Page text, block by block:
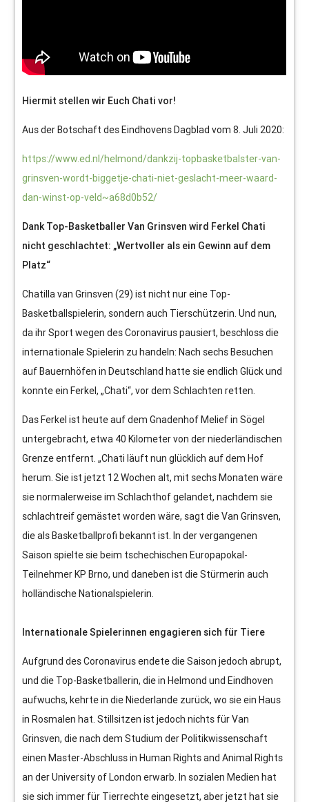
Hiermit stellen wir Euch Chati vor!
Aus der Botschaft des Eindhovens Dagblad vom 8. Juli 2020:
https://www.ed.nl/helmond/dankzij-topbasketbalster-van-
grinsven-wordt-biggetje-chati-niet-geslacht-meer-waard-
dan-winst-op-veld~a68d0b52/
Dank Top-Basketballer Van Grinsven wird Ferkel Chati
nicht geschlachtet: „Wertvoller als ein Gewinn auf dem
Platz“
Chatilla van Grinsven (29) ist nicht nur eine Top-
Basketballspielerin, sondern auch Tierschützerin. Und nun,
da ihr Sport wegen des Coronavirus pausiert, beschloss die
internationale Spielerin zu handeln: Nach sechs Besuchen
auf Bauernhöfen in Deutschland hatte sie endlich Glück und
konnte ein Ferkel, „Chati“, vor dem Schlachten retten.
Das Ferkel ist heute auf dem Gnadenhof Melief in Sögel
untergebracht, etwa 40 Kilometer von der niederländischen
Grenze entfernt. „Chati läuft nun glücklich auf dem Hof
herum. Sie ist jetzt 12 Wochen alt, mit sechs Monaten wäre
sie normalerweise im Schlachthof gelandet, nachdem sie
schlachtreif gemästet worden wäre, sagt die Van Grinsven,
die als Basketballprofi bekannt ist. In der vergangenen
Saison spielte sie beim tschechischen Europapokal-
Teilnehmer KP Brno, und daneben ist die Stürmerin auch
holländische Nationalspielerin.
Internationale Spielerinnen engagieren sich für Tiere
Aufgrund des Coronavirus endete die Saison jedoch abrupt,
und die Top-Basketballerin, die in Helmond und Eindhoven
aufwuchs, kehrte in die Niederlande zurück, wo sie ein Haus
in Rosmalen hat. Stillsitzen ist jedoch nichts für Van
Grinsven, die nach dem Studium der Politikwissenschaft
einen Master-Abschluss in Human Rights and Animal Rights
an der University of London erwarb. In sozialen Medien hat
sie sich immer für Tierrechte eingesetzt, aber jetzt hat sie